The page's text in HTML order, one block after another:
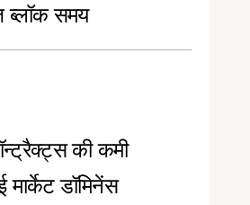
ब्लॉक समय
की कमी
मार्केट डॉमिनेंस